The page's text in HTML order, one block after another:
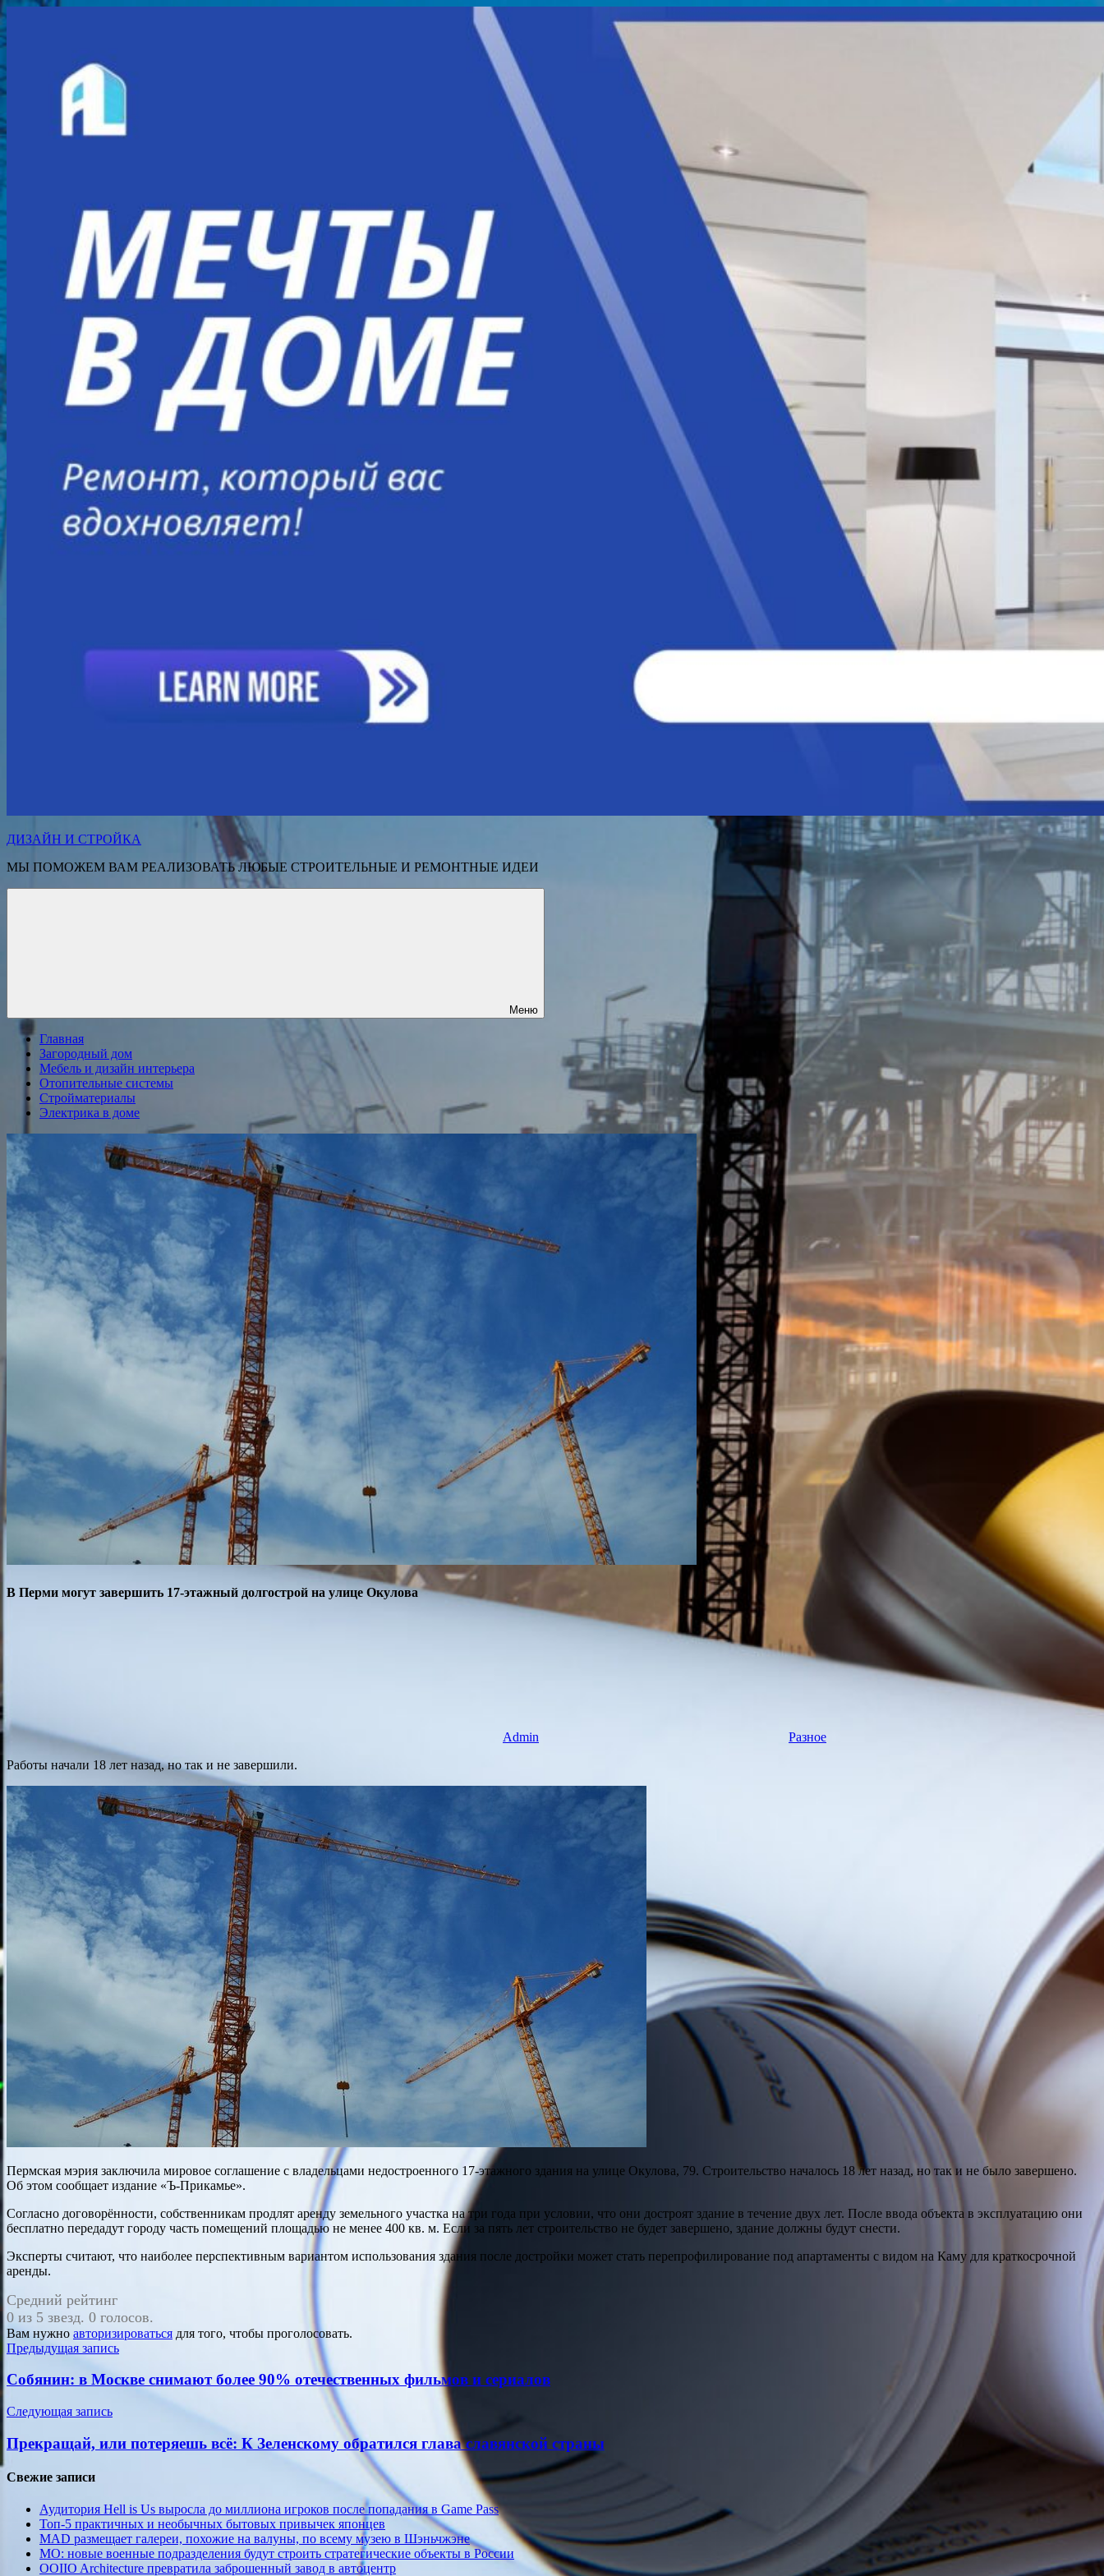
Перейти
к
содержимому
ДИЗАЙН И СТРОЙКА
МЫ ПОМОЖЕМ ВАМ РЕАЛИЗОВАТЬ ЛЮБЫЕ СТРОИТЕЛЬНЫЕ И РЕМОНТНЫЕ ИДЕИ
Меню
Главная
Загородный дом
Мебель и дизайн интерьера
Отопительные системы
Стройматериалы
Электрика в доме
В Перми могут завершить 17-этажный долгострой на улице Окулова
Admin
Разное
Работы начали 18 лет назад, но так и не завершили.
Пермская мэрия заключила мировое соглашение с владельцами недостроенного 17-этажного здания на улице Окулова, 79. Строительство началось 18 лет назад, но так и не было завершено.
Об этом сообщает издание «Ъ-Прикамье».
Согласно договорённости, собственникам продлят аренду земельного участка на три года при условии, что они достроят здание в течение двух лет. После ввода объекта в эксплуатацию они
бесплатно передадут городу часть помещений площадью не менее 400 кв. м. Если за пять лет строительство не будет завершено, здание должны будут снести.
Эксперты считают, что наиболее перспективным вариантом использования здания после достройки может стать перепрофилирование под апартаменты с видом на Каму для краткосрочной
аренды.
Средний рейтинг
0 из 5 звезд. 0 голосов.
Вам нужно авторизироваться для того, чтобы проголосовать.
Навигация
по
Предыдущая запись
Собянин: в Москве снимают более 90% отечественных фильмов и сериалов
Следующая запись
Прекращай, или потеряешь всё: К Зеленскому обратился глава славянской страны
Свежие записи
Аудитория Hell is Us выросла до миллиона игроков после попадания в Game Pass
Топ-5 практичных и необычных бытовых привычек японцев
MAD размещает галереи, похожие на валуны, по всему музею в Шэньчжэне
МО: новые военные подразделения будут строить стратегические объекты в России
OOIIO Architecture превратила заброшенный завод в автоцентр